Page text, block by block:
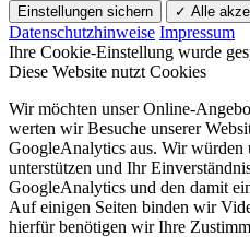
Einstellungen sichern ✓ Alle
Datenschutzhinweise Impressum
Ihre Cookie-Einstellung wurde
Diese Website nutzt Cookies
Wir möchten unser Online-
werten wir Besuche unserer
GoogleAnalytics aus. Wir würden
unterstützen und Ihr
GoogleAnalytics und den damit
Auf einigen Seiten binden wir
hierfür benötigen wir Ihre